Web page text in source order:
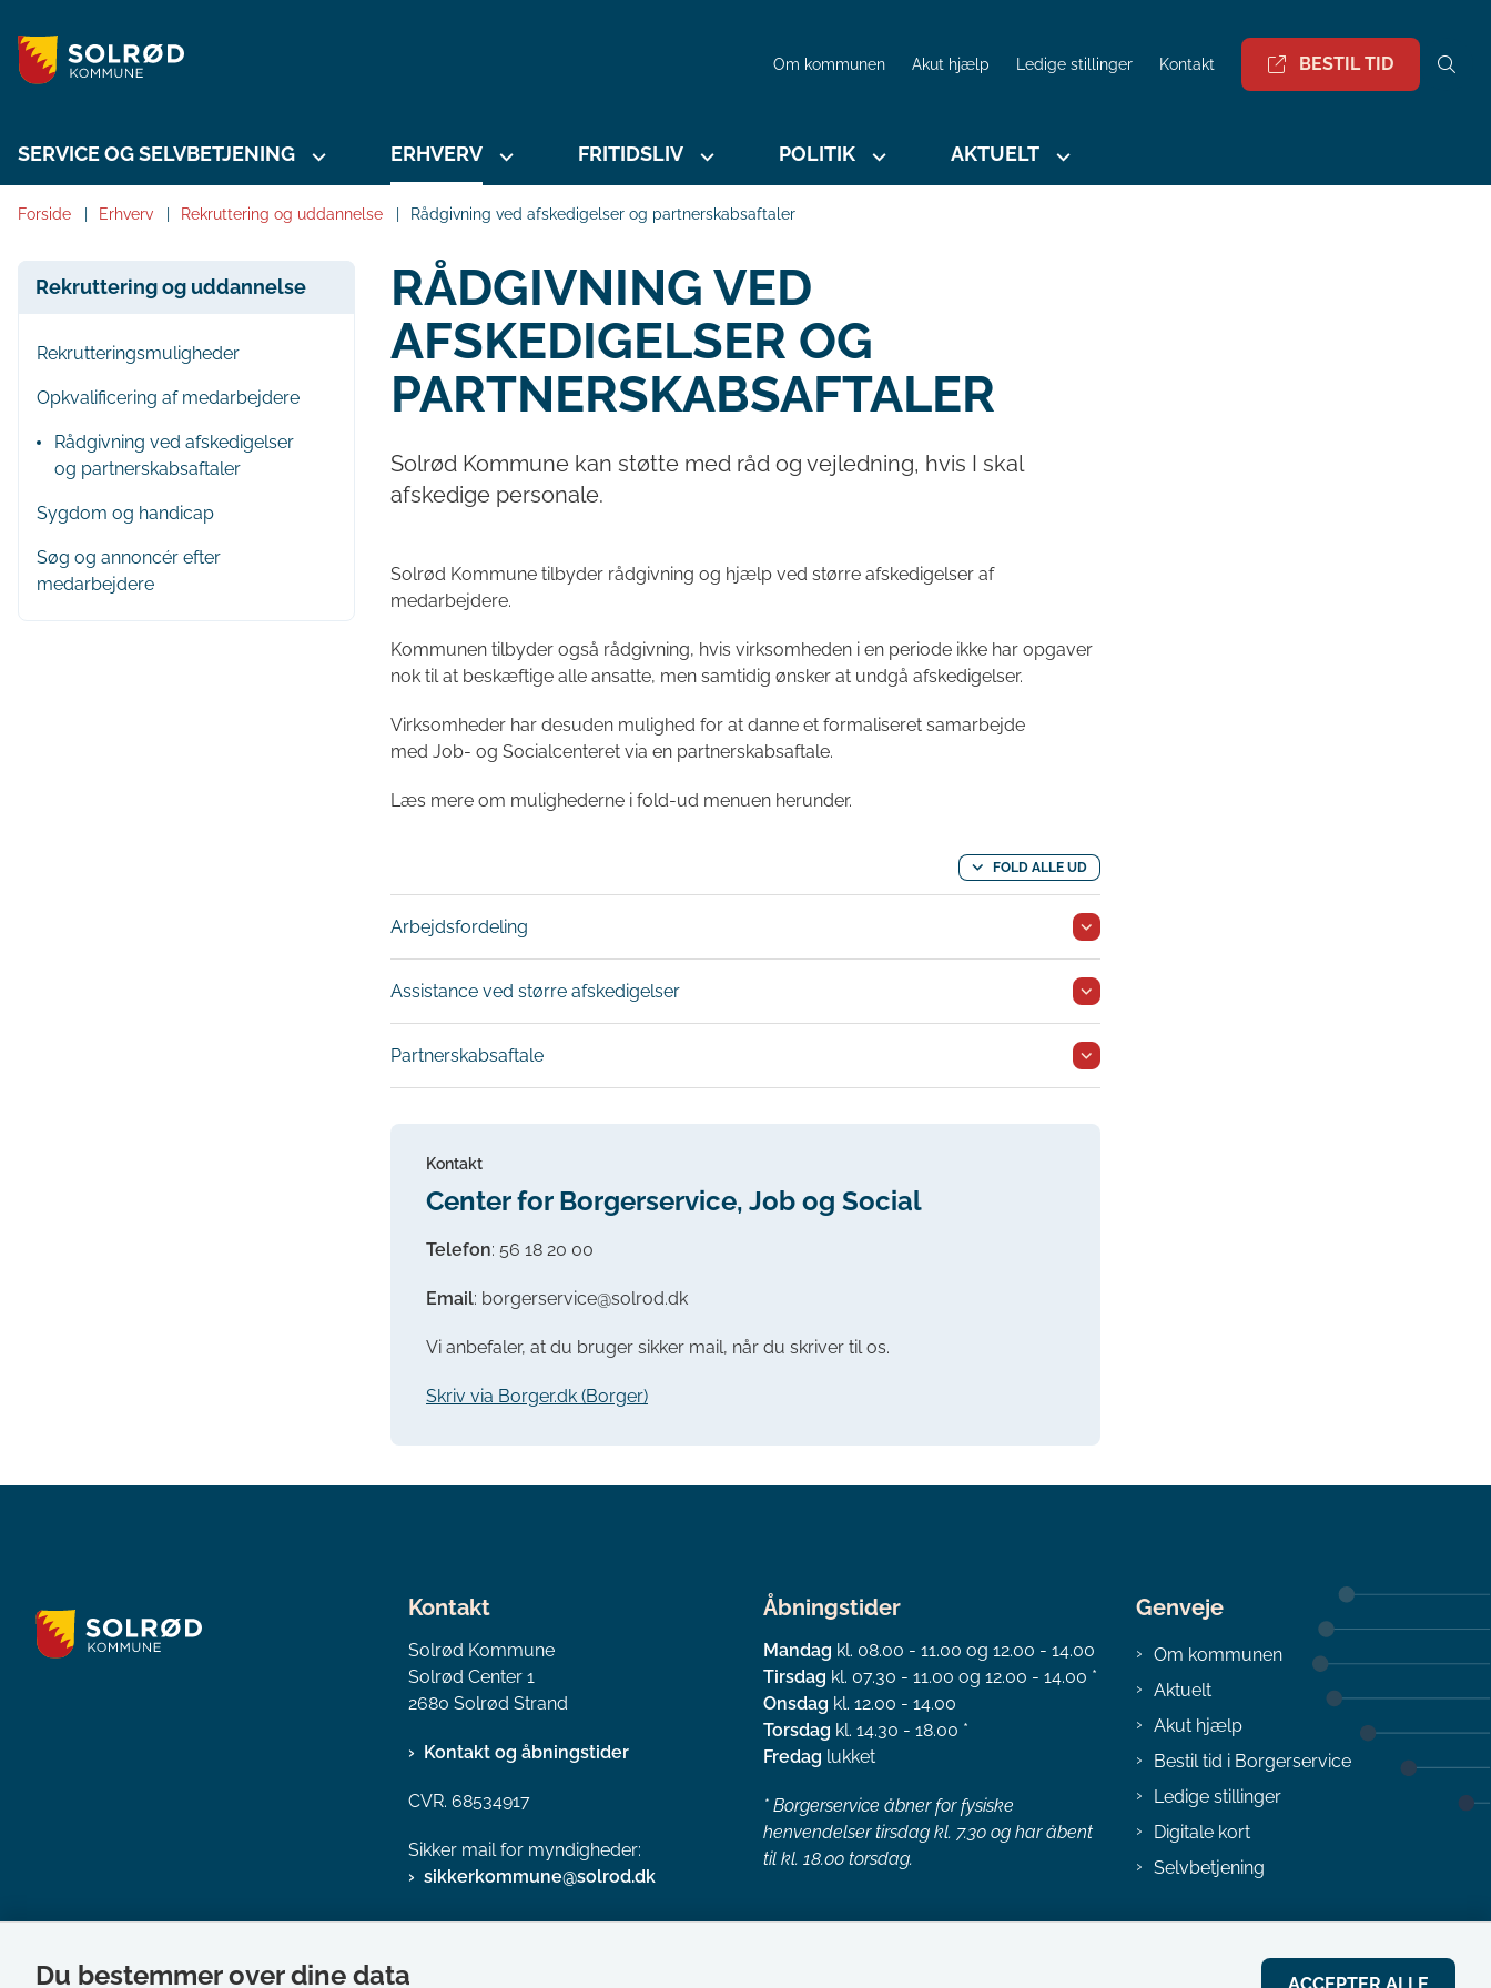
Om kommunen Akut hjælp Ledige stillinger Kontakt BESTIL TID
SERVICE OG SELVBETJENING ERHVERV FRITIDSLIV POLITIK AKTUELT
Forside Erhverv Rekruttering og uddannelse Rådgivning ved afskedigelser og partnerskabsaftaler
Rekruttering og uddannelse
Rekrutteringsmuligheder
Opkvalificering af medarbejdere
Rådgivning ved afskedigelser
og partnerskabsaftaler
Sygdom og handicap
Søg og annoncér efter
medarbejdere
RÅDGIVNING VED
AFSKEDIGELSER OG
PARTNERSKABSAFTALER
Solrød Kommune kan støtte med råd og vejledning, hvis I skal
afskedige personale.
Solrød Kommune tilbyder rådgivning og hjælp ved større afskedigelser af
medarbejdere.
Kommunen tilbyder også rådgivning, hvis virksomheden i en periode ikke har opgaver
nok til at beskæftige alle ansatte, men samtidig ønsker at undgå afskedigelser.
Virksomheder har desuden mulighed for at danne et formaliseret samarbejde
med Job- og Socialcenteret via en partnerskabsaftale.
Læs mere om mulighederne i fold-ud menuen herunder.
FOLD ALLE UD
Arbejdsfordeling
Assistance ved større afskedigelser
Partnerskabsaftale
Kontakt
Center for Borgerservice, Job og Social
Telefon: 56 18 20 00
Email: borgerservice@solrod.dk
Vi anbefaler, at du bruger sikker mail, når du skriver til os.
Skriv via Borger.dk (Borger)
Kontakt
Solrød Kommune
Solrød Center 1
2680 Solrød Strand
Kontakt og åbningstider
CVR. 68534917
Sikker mail for myndigheder:
sikkerkommune@solrod.dk
Åbningstider
Mandag kl. 08.00 - 11.00 og 12.00 - 14.00
Tirsdag kl. 07.30 - 11.00 og 12.00 - 14.00 *
Onsdag kl. 12.00 - 14.00
Torsdag kl. 14.30 - 18.00 *
Fredag lukket
* Borgerservice åbner for fysiske
henvendelser tirsdag kl. 7.30 og har åbent
til kl. 18.00 torsdag.
Genveje
Om kommunen
Aktuelt
Akut hjælp
Bestil tid i Borgerservice
Ledige stillinger
Digitale kort
Selvbetjening
Du bestemmer over dine data